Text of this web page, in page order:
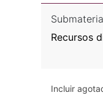
Recursos
Incluir